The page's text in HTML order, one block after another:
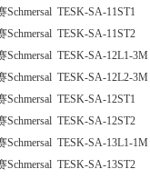
Schmersal TESK-SA-11ST1
Schmersal TESK-SA-11ST2
Schmersal TESK-SA-12L1-3M
Schmersal TESK-SA-12L2-3M
Schmersal TESK-SA-12ST1
Schmersal TESK-SA-12ST2
Schmersal TESK-SA-13L1-1M
Schmersal TESK-SA-13ST2